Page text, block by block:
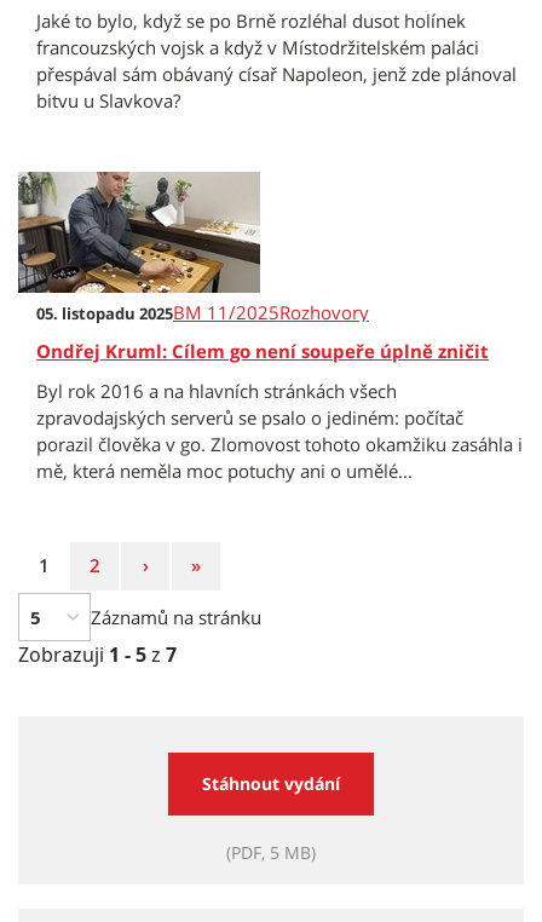
Jaké to bylo, když se po Brně rozléhal dusot holínek
francouzských vojsk a když v Místodržitelském paláci
přespával sám obávaný císař Napoleon, jenž zde plánoval
bitvu u Slavkova?
05. listopadu 2025BM 11/2025Rozhovory
Ondřej Kruml: Cílem go není soupeře úplně zničit
Byl rok 2016 a na hlavních stránkách všech
zpravodajských serverů se psalo o jediném: počítač
porazil člověka v go. Zlomovost tohoto okamžiku zasáhla i
mě, která neměla moc potuchy ani o umělé...
Strana
1 Strana
2 ›Následující
»Poslední
Záznamů na stránku
Zobrazuji 1 - 5z 7
Stáhnout vydání
(PDF, 5 MB)